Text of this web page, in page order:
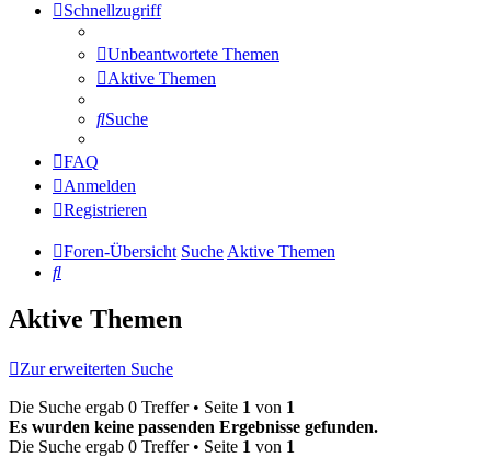
Schnellzugriff
Unbeantwortete Themen
Aktive Themen
Suche
FAQ
Anmelden
Registrieren
Foren-Übersicht SucheAktive Themen
Suche
Aktive Themen
Zur erweiterten Suche
Die Suche ergab 0 Treffer • Seite 1 von 1
Es wurden keine passenden Ergebnisse gefunden.
Die Suche ergab 0 Treffer • Seite 1 von 1